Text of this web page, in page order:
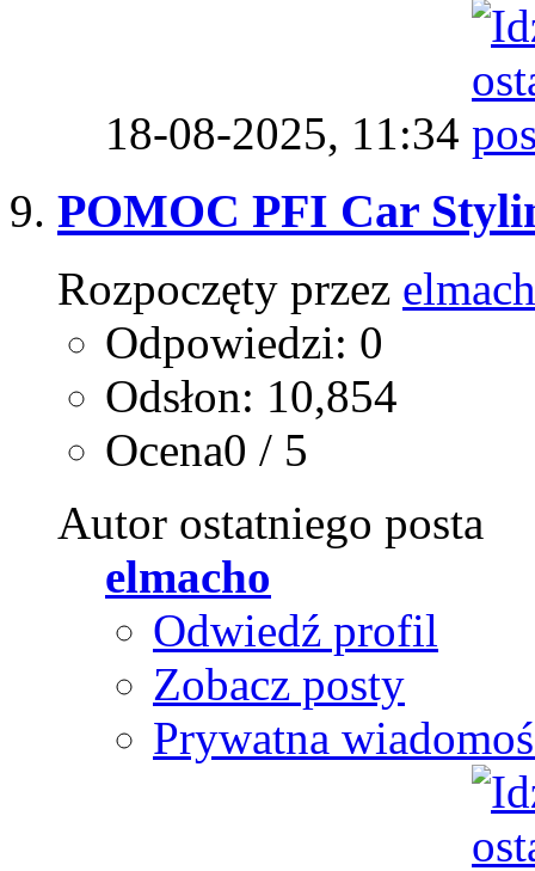
18-08-2025, 11:34
POMOC PFI Car
Rozpoczęty przez
Odpowiedzi: 0
Odsłon: 10,854
Ocena0 / 5
Autor ostatniego posta
elmacho
Odwiedź profil
Zobacz posty
Prywatna